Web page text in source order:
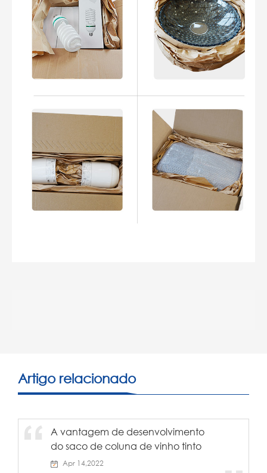
Artigo relacionado
A vantagem de desenvolvimento
do saco de coluna de vinho tinto
Apr 14,2022